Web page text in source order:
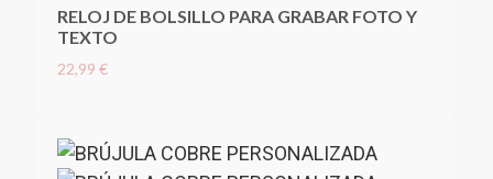
RELOJ DE BOLSILLO PARA GRABAR FOTO Y
TEXTO
22,99 €